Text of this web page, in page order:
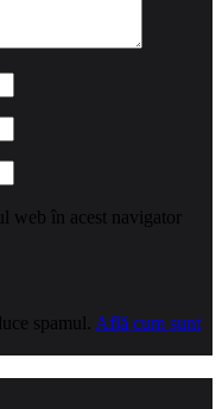
web în acest navigator
spamul. Află cum sunt